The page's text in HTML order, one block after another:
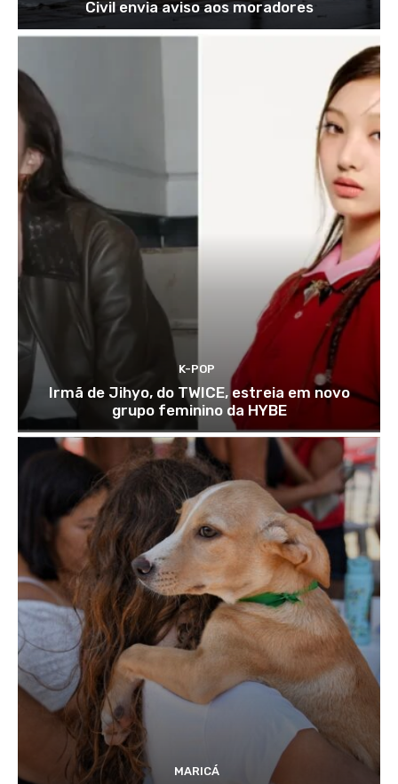
Civil envia aviso aos moradores
K-POP
Irmã de Jihyo, do TWICE, estreia em novo
grupo feminino da HYBE
MARICÁ